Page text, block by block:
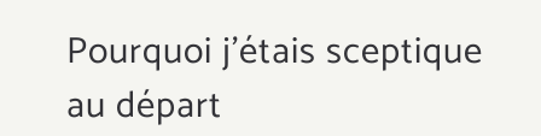
Pourquoi j’étais sceptique
au départ